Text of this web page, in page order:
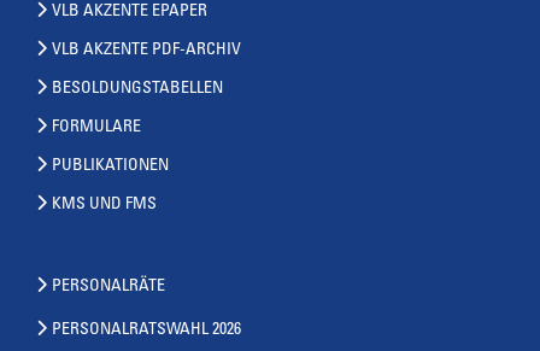
VLB AKZENTE EPAPER
VLB AKZENTE PDF-ARCHIV
BESOLDUNGSTABELLEN
FORMULARE
PUBLIKATIONEN
KMS UND FMS
PERSONALRÄTE
PERSONALRATSWAHL 2026